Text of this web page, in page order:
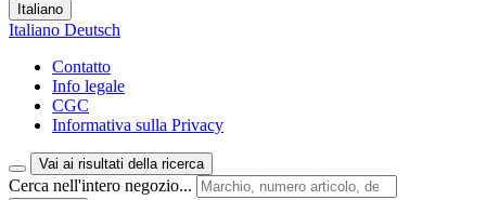
Italiano
Italiano Deutsch
Contatto
Info legale
CGC
Informativa sulla Privacy
Vai ai risultati della ricerca
Cerca nell'intero negozio...